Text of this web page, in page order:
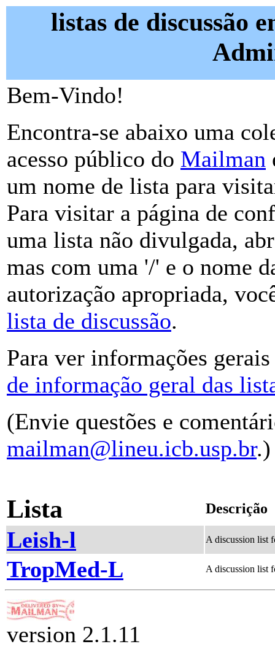
listas de discussão
Bem-Vindo!
Encontra-se abaixo uma
acesso público do Mailman
um nome de lista para
Para visitar a página de
uma lista não divulgada,
mas com uma '/' e o nome
autorização apropriada,
lista de discussão.
Para ver informações
de informação geral das
(Envie questões e
mailman@lineu.icb.usp.br.)
Lista Descrição
Leish-l A discussion list
TropMed-L A discussion list
version 2.1.11